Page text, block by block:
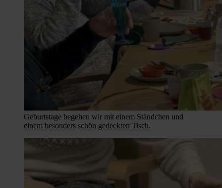
Geburtstage begehen wir mit einem Ständchen und
einem besonders schön gedeckten Tisch.